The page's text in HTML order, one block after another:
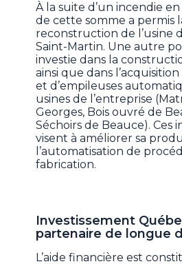
À la suite d’un incendie
de cette somme a permis
reconstruction de l’usine
Saint-Martin. Une autre
investie dans la
ainsi que dans
et d’empileuses
usines de l’entreprise
Georges, Bois ouvré de
Séchoirs de Beauce). Ces
visent à améliorer sa
l’automatisation de
fabrication.
Investissement
partenaire de longue
L’aide financière est